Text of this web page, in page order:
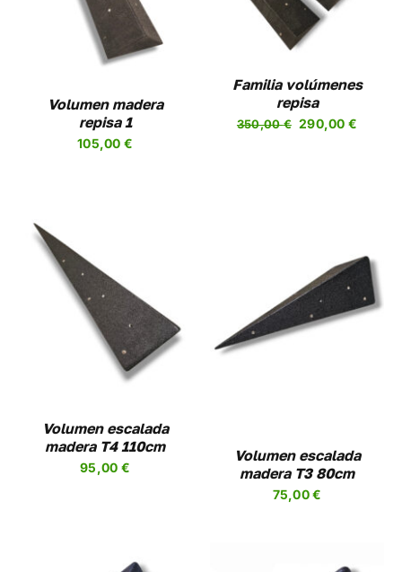
Volumen madera
repisa 1
105,00 €
Familia volúmenes
repisa
350,00€ El
290,00 €
Volumen escalada
madera T4 110cm
95,00 €
AÑADIR AL CARRITO
/
DETALLES
Volumen escalada
madera T3 80cm
75,00€